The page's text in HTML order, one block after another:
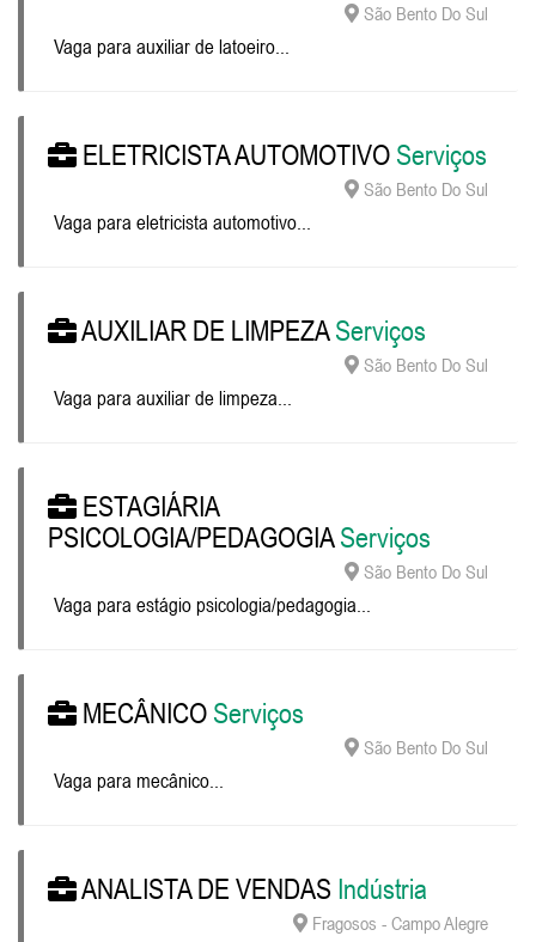
São Bento Do Sul
Vaga para auxiliar de latoeiro...
ELETRICISTA AUTOMOTIVO Serviços
São Bento Do Sul
Vaga para eletricista automotivo...
AUXILIAR DE LIMPEZAServiços
São Bento Do Sul
Vaga para auxiliar de limpeza...
ESTAGIÁRIA
PSICOLOGIA/PEDAGOGIAServiços
São Bento Do Sul
Vaga para estágio psicologia/pedagogia...
MECÂNICO Serviços
São Bento Do Sul
Vaga para mecânico...
ANALISTA DE VENDAS Indústria
Fragosos - Campo Alegre